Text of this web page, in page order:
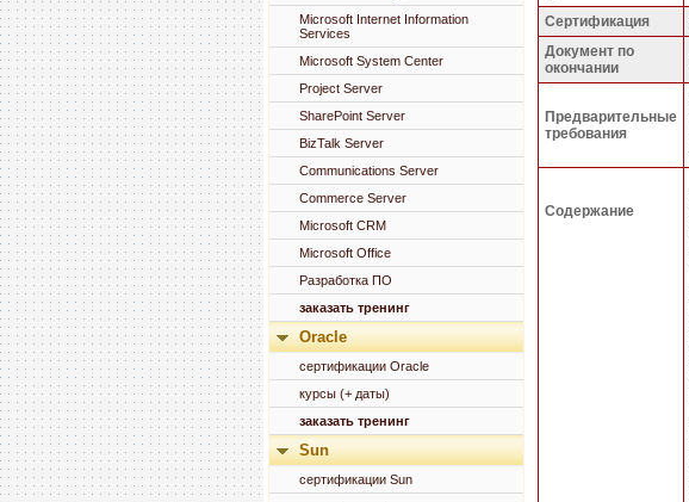
Microsoft Internet Information
Services
Microsoft System Center
Project Server
SharePoint Server
BizTalk Server
Communications Server
Commerce Server
Microsoft CRM
Microsoft Office
Разработка ПО
заказать тренинг
Oracle
сертификации Oracle
курсы (+ даты)
заказать тренинг
Sun
сертификации Sun
Сертификация
Документ по
окончании
Предварительные
требования
Содержание